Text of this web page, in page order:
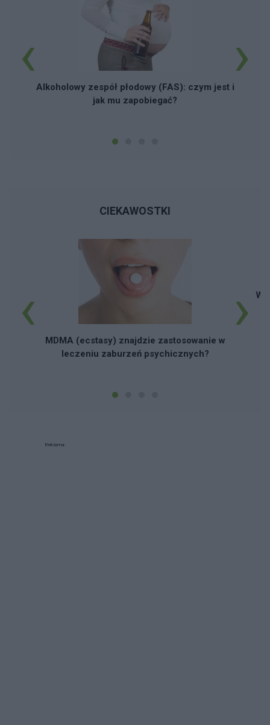
Alkoholowy zespół płodowy (FAS): czym jest i
jak mu zapobiegać?
‹ ›
CIEKAWOSTKI
MDMA (ecstasy) znajdzie zastosowanie w
leczeniu zaburzeń psychicznych?
‹ ›
Reklama: